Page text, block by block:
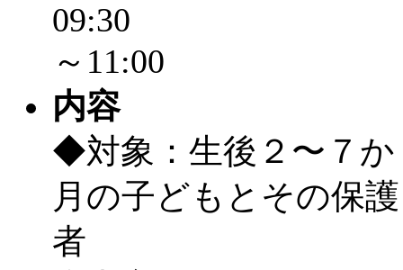
す」 受付期間：～
「みなづる号乗車体
de 健康づくり」
「皆鶴姫のこびる塾
～」 受付期間：～
09:30
～11:00
内容
◆対象：生後２〜７か
月の子どもとその保護
者